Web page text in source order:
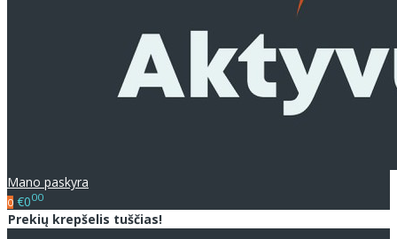
Mano paskyra
0 €000
Prekių krepšelis tuščias!